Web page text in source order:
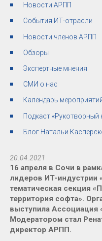
Новости АРПП
События ИТ-отрасли
Новости членов АРПП
Обзоры
Экспертные мнения
СМИ о нас
Календарь
Подкаст «Рукотворный
Блог Натальи
20.04.2021
16 апреля в Сочи в
лидеров ИТ-индустрии
тематическая секция
территория софта».
выступила Ассоциация
Модератором стал
директор АРПП.